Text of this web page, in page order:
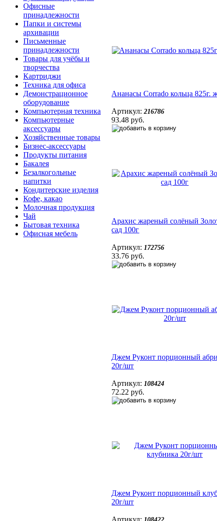
Офисные
принадлежности
Папки и системы
архивации
Письменные
принадлежности
Товары для учёбы и
творчества
Картриджи
Техника для офиса
Демонстрационное
оборудование
Компьютерная техника
Компьютерные
аксессуары
Хозяйственные товары
Бизнес-аксессуары
Продукты питания
Бакалея
Безалкогольные
напитки
Кондитерские изделия
Кофе, какао
Молочная продукция
Чай
Бытовая техника
Офисная мебель
Ананасы Corrado кольца 825г.
Артикул:216786
93.48 руб.
Арахис жареный солёный
сад 100г
Артикул: 172756
33.76 руб.
Джем Руконт порционный
20г/шт
Артикул: 108424
72.22 руб.
Джем Руконт порционный
20г/шт
Артикул: